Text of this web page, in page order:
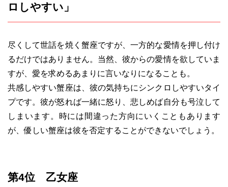
ロしやすい」
尽くして世話を焼く蟹座ですが、一方的な愛情を押し付け
るだけではありません。当然、彼からの愛情を欲していま
すが、愛を求めるあまりに言いなりになることも。
共感しやすい蟹座は、彼の気持ちにシンクロしやすいタイ
プです。彼が怒れば一緒に怒り、悲しめば自分も号泣して
しまいます。時には間違った方向にいくこともあります
が、優しい蟹座は彼を否定することができないでしょう。
第4位 乙女座